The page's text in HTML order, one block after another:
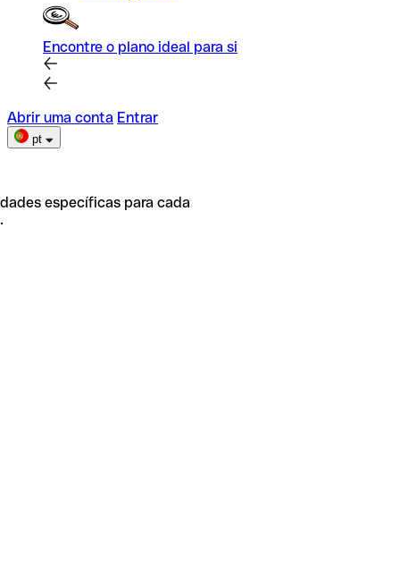
Encontre o plano ideal para si
Abrir uma conta Entrar
pt
específicas para cada